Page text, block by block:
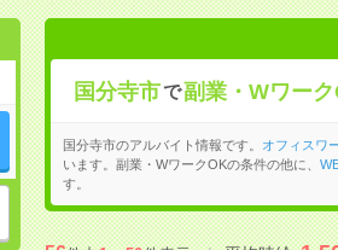
国分寺市で副業・Wワー
国分寺市のアルバイト情報です。 オフィスワ
います。副業・WワークOKの条件の他に、
す。